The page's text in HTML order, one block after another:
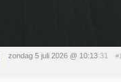
zondag 5 juli 2026 @ 10:13:31